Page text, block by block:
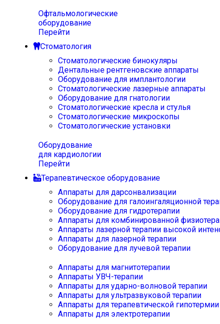
Офтальмологические
оборудование
Перейти
Стоматология
Стоматологические бинокуляры
Дентальные рентгеновские аппараты
Оборудование для имплантологии
Стоматологические лазерные аппараты
Оборудование для гнатологии
Стоматологические кресла и стулья
Стоматологические микроскопы
Стоматологические установки
Оборудование
для кардиологии
Перейти
Терапевтическое оборудование
Аппараты для дарсонвализации
Оборудование для галоингаляционной
Оборудование для гидротерапии
Аппараты для комбинированной
Аппараты лазерной терапии высокой
Аппараты для лазерной терапии
Оборудование для лучевой терапии
Аппараты для магнитотерапии
Аппараты УВЧ-терапии
Аппараты для ударно-волновой терапии
Аппараты для ультразвуковой терапии
Аппараты для терапевтической
Аппараты для электротерапии